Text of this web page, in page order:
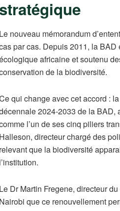
stratégique
Le nouveau mémorandum
par cas. Depuis 2011, la BAD
africaine et soutenu
de la biodiversité.
qui change avec cet accord :
2024-2033 de la BAD,
l’un de ses cinq piliers
Halleson, directeur chargé des
relevant que la biodiversité
l’institution.
Le Dr Martin Fregene, directeur
Nairobi que ce renouvellement